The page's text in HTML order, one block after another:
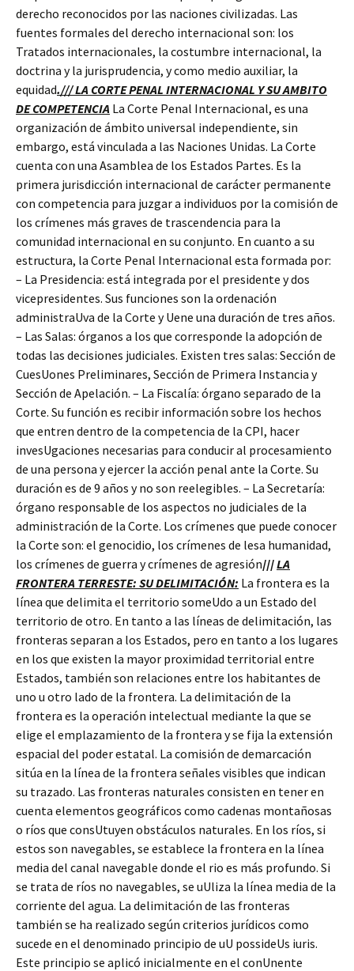
derecho reconocidos por las naciones civilizadas. Las
fuentes formales del derecho internacional son: los
Tratados internacionales, la costumbre internacional, la
doctrina y la jurisprudencia, y como medio auxiliar, la
equidad./// LA CORTE PENAL INTERNACIONAL Y SU AMBITO
DE COMPETENCIA La Corte Penal Internacional, es una
organización de ámbito universal independiente, sin
embargo, está vinculada a las Naciones Unidas. La Corte
cuenta con una Asamblea de los Estados Partes. Es la
primera jurisdicción internacional de carácter permanente
con competencia para juzgar a individuos por la comisión de
los crímenes más graves de trascendencia para la
comunidad internacional en su conjunto. En cuanto a su
estructura, la Corte Penal Internacional esta formada por:
– La Presidencia: está integrada por el presidente y dos
vicepresidentes. Sus funciones son la ordenación
administraUva de la Corte y Uene una duración de tres años.
– Las Salas: órganos a los que corresponde la adopción de
todas las decisiones judiciales. Existen tres salas: Sección de
CuesUones Preliminares, Sección de Primera Instancia y
Sección de Apelación. – La Fiscalía: órgano separado de la
Corte. Su función es recibir información sobre los hechos
que entren dentro de la competencia de la CPI, hacer
invesUgaciones necesarias para conducir al procesamiento
de una persona y ejercer la acción penal ante la Corte. Su
duración es de 9 años y no son reelegibles. – La Secretaría:
órgano responsable de los aspectos no judiciales de la
administración de la Corte. Los crímenes que puede conocer
la Corte son: el genocidio, los crímenes de lesa humanidad,
los crímenes de guerra y crímenes de agresión///LA
FRONTERA TERRESTE: SU DELIMITACIÓN: La frontera es la
línea que delimita el territorio someUdo a un Estado del
territorio de otro. En tanto a las líneas de delimitación, las
fronteras separan a los Estados, pero en tanto a los lugares
en los que existen la mayor proximidad territorial entre
Estados, también son relaciones entre los habitantes de
uno u otro lado de la frontera. La delimitación de la
frontera es la operación intelectual mediante la que se
elige el emplazamiento de la frontera y se fija la extensión
espacial del poder estatal. La comisión de demarcación
sitúa en la línea de la frontera señales visibles que indican
su trazado. Las fronteras naturales consisten en tener en
cuenta elementos geográficos como cadenas montañosas
o ríos que consUtuyen obstáculos naturales. En los ríos, si
estos son navegables, se establece la frontera en la línea
media del canal navegable donde el rio es más profundo. Si
se trata de ríos no navegables, se uUliza la línea media de la
corriente del agua. La delimitación de las fronteras
también se ha realizado según criterios jurídicos como
sucede en el denominado principio de uU possideUs iuris.
Este principio se aplicó inicialmente en el conUnente